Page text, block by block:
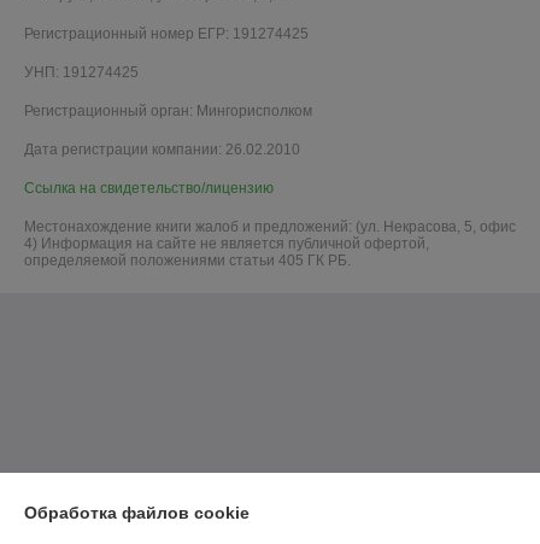
Регистрационный номер ЕГР: 191274425
УНП: 191274425
Регистрационный орган: Мингорисполком
Дата регистрации компании: 26.02.2010
Ссылка на свидетельство/лицензию
Местонахождение книги жалоб и предложений: (ул. Некрасова, 5, офис
4) Информация на сайте не является публичной офертой,
определяемой положениями статьи 405 ГК РБ.
Обработка файлов cookie